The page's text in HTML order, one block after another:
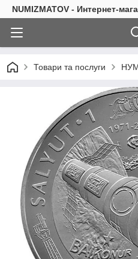
NUMIZMATOV - Интернет-
Товари та послуги